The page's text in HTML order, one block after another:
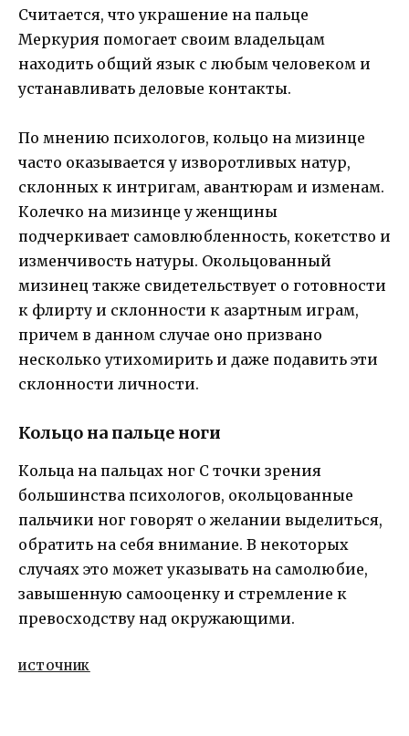
Считается, что украшение на пальце
Меркурия помогает своим владельцам
находить общий язык с любым человеком и
устанавливать деловые контакты.
По мнению психологов, кольцо на мизинце
часто оказывается у изворотливых натур,
склонных к интригам, авантюрам и изменам.
Колечко на мизинце у женщины
подчеркивает самовлюбленность, кокетство и
изменчивость натуры. Окольцованный
мизинец также свидетельствует о готовности
к флирту и склонности к азартным играм,
причем в данном случае оно призвано
несколько утихомирить и даже подавить эти
склонности личности.
Кольцо на пальце ноги
Кольца на пальцах ног С точки зрения
большинства психологов, окольцованные
пальчики ног говорят о желании выделиться,
обратить на себя внимание. В некоторых
случаях это может указывать на самолюбие,
завышенную самооценку и стремление к
превосходству над окружающими.
ИСТОЧНИК